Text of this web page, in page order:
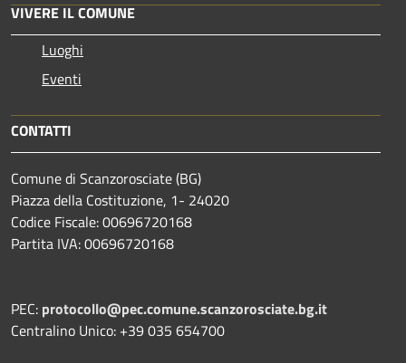
VIVERE IL COMUNE
Luoghi
Eventi
CONTATTI
Comune di Scanzorosciate (BG)
Piazza della Costituzione, 1- 24020
Codice Fiscale: 00696720168
Partita IVA: 00696720168
PEC: protocollo@pec.comune.scanzorosciate.bg.it
Centralino Unico: +39 035 654700